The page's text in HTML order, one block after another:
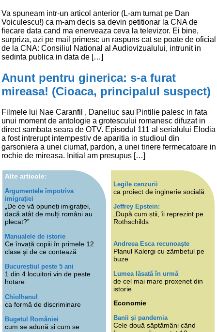
Va spuneam intr-un articol anterior (L-am turnat pe Dan
Voiculescu!) ca m-am decis sa devin petitionar la CNA de
fiecare data cand ma enerveaza ceva la televizor. Ei bine,
surpriza, azi pe mail primesc un raspuns cat se poate de oficial
de la CNA: Consiliul National al Audiovizualului, intrunit in
sedinta publica in data de […]
Anunt pentru ginerica: s-a furat
mireasa! (Cioaca, principalul suspect)
Filmele lui Nae Caranfil , Daneliuc sau Pintilie palesc in fata
unui moment de antologie a grotescului romanesc difuzat in
direct sambata seara de OTV. Episodul 111 al serialului Elodia
a fost intrerupt intempestiv de aparitia in studioul din
garsoniera a unei ciumaf, pardon, a unei tinere fermecatoare in
rochie de mireasa. Initial am presupus […]
Alte articole:
Argumentele împotriva
imigrației
„De ce vă opuneți imigrației,
dacă atât de mulți români au
plecat?”
Manualele de istorie
Ce învață copiii în primele 12
clase și de ce contează
Bucureștiul peste 5 ani
1 din 4 locuitori vin de peste
hotare
Chiolhanul
ca formă de discriminare
Bugetul României
cum se adună și cum se
Legile cenzurii
ca proiect de inginerie socială
Jeffrey Epstein:
„După cum știi, îi reprezint pe
Rothschilds
Andreea Esca recunoaște
Planul Kalergi cu zâmbetul pe
buze
Lumea lăsată în urmă
de cel mai mare proxenet din
istorie
Economie
Banii și pandemia
Cele două săptămâni când